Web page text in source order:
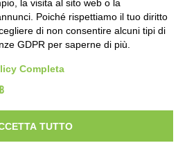
lordo (€):
la visita al sito web o la
Poiché rispettiamo il tuo diritto
di non consentire alcuni tipi di
GDPR per saperne di più.
Completa
TUTTO